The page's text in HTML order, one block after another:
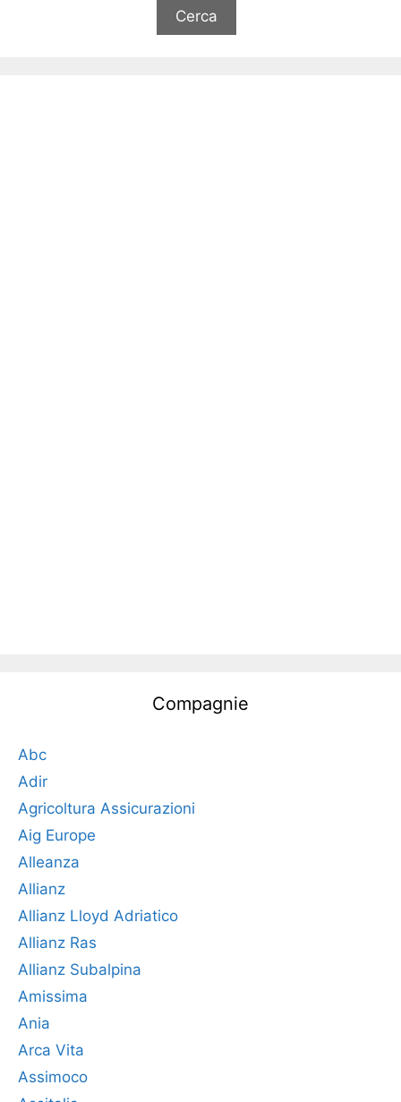
Compagnie
Abc
Adir
Agricoltura Assicurazioni
Aig Europe
Alleanza
Allianz
Allianz Lloyd Adriatico
Allianz Ras
Allianz Subalpina
Amissima
Ania
Arca Vita
Assimoco